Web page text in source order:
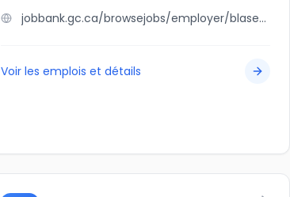
jobbank.gc.ca/browsejobs/employer/blase+family/ca
Voir les emplois et détails